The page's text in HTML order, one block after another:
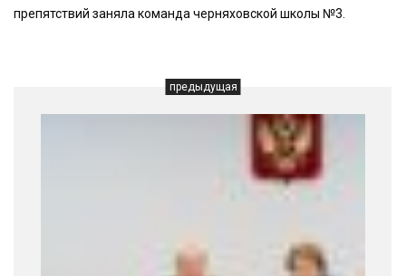
препятствий заняла команда черняховской школы №3.
предыдущая